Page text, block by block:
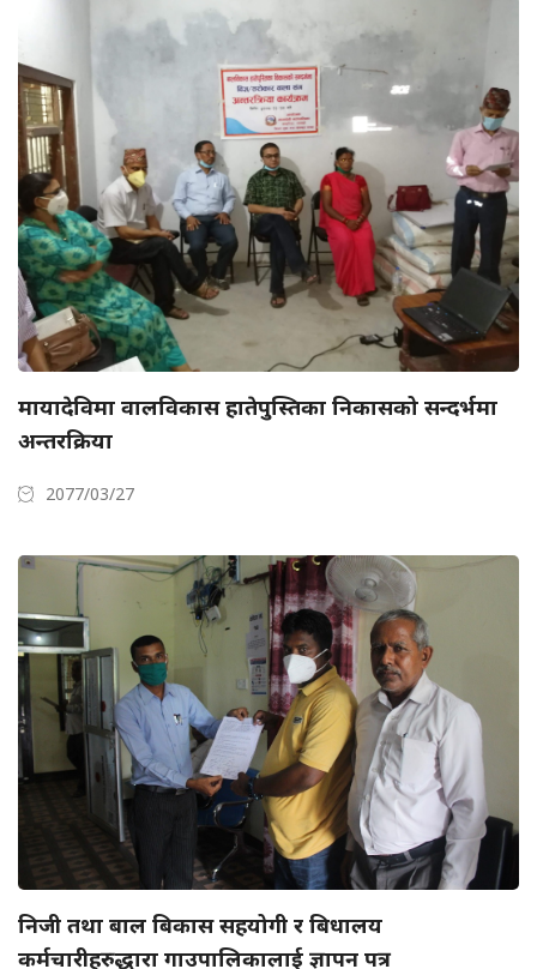
मायादेविमा वालविकास हातेपुस्तिका निकासको सन्दर्भमा
अन्तरक्रिया
2077/03/27
निजी तथा बाल बिकास सहयोगी र बिधालय
कर्मचारीहरुद्धारा गाउपालिकालाई ज्ञापन पत्र